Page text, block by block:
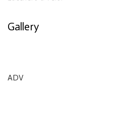
Gallery
ADV